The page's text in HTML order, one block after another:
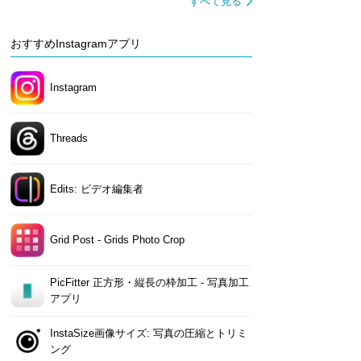
おすすめInstagramアプリ
Instagram
Threads
Edits: ビデオ編集者
Grid Post - Grids Photo Crop
PicFitter 正方形・縦長の枠加工 - 写真加工
アプリ
InstaSize画像サイズ: 写真の圧縮とトリミ
ング